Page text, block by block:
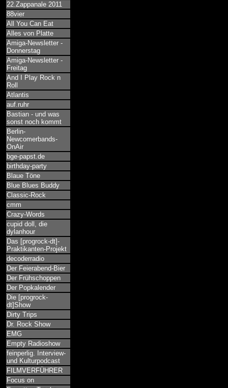
22.Zappanale 2011
88vier
All You Can Eat
Alles von Platte
Amiga-Newsletter -
Donnerstag
Amiga-Newsletter -
Freitag
And I Play Rock n
Roll
Atlantis
auf.ruhr
Bastian - und was
sonst noch kommt
Berlin-
Newcomerbands-
OnAir
bge-papst.de
birthday-party
Blaue Töne
Blue Blues Buddy
Classic-Rock
cmm
Crazy-Words
cupid doll, die
dylanhour
Das [progrock-dt]-
Praktikanten-Projekt
decoderradio
Der Feierabend-Bier
Der Frühschoppen
Der Popkalender
Die [progrock-
dt]Show
Dirty Trips
Dr. Rock Show
EMG
Empty Radioshow
feinperlig. Interview-
und Kulturpodcast
FILMVERFÜHRER
Focus on